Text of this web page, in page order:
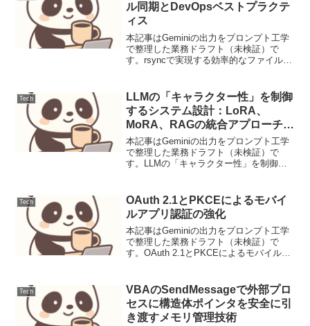
ル同期とDevOpsベストプラクテ
ィス
本記事はGeminiの出力をプロンプト工学
で整理した業務ドラフト（未検証）で
す。rsyncで実現する効率的なファイル同
信、データバックアップ、開発環境と本
番環境間...
Tech
LLMの「キャラクター性」を制御
するシステム設計：LoRA、
MoRA、RAGの統合アプローチに
よる役割固定と動的知識の融合
本記事はGeminiの出力をプロンプト工学
で整理した業務ドラフト（未検証）で
す。LLMの「キャラクター性」を制御す
識の融合【要点サマリ】大規模言語モデ
ル（LLM...
Tech
OAuth 2.1とPKCEによるモバイ
ルアプリ認証の強化
本記事はGeminiの出力をプロンプト工学
で整理した業務ドラフト（未検証）で
す。OAuth 2.1とPKCEによるモバイルア
キュリティのバランスが極めて重要で
す。OAu...
Tech
VBAのSendMessageで外部プロ
セスに構造体ポインタを安全に引
き渡すメモリ管理技術